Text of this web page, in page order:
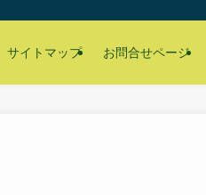
サイトマップ お問合せページ